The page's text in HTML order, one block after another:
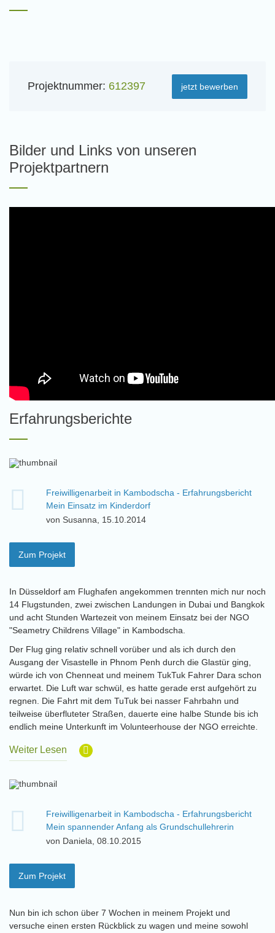
Projektnummer: 612397 jetzt bewerben
Bilder und Links von unseren
Projektpartnern
Erfahrungsberichte
Freiwilligenarbeit in Kambodscha - Erfahrungsbericht
Mein Einsatz im Kinderdorf
von Susanna, 15.10.2014
Zum Projekt
In Düsseldorf am Flughafen angekommen trennten mich nur noch
14 Flugstunden, zwei zwischen Landungen in Dubai und Bangkok
und acht Stunden Wartezeit von meinem Einsatz bei der NGO
"Seametry Childrens Village" in Kambodscha.
Der Flug ging relativ schnell vorüber und als ich durch den
Ausgang der Visastelle in Phnom Penh durch die Glastür ging,
würde ich von Chenneat und meinem TukTuk Fahrer Dara schon
erwartet. Die Luft war schwül, es hatte gerade erst aufgehört zu
regnen. Die Fahrt mit dem TuTuk bei nasser Fahrbahn und
teilweise überfluteter Straßen, dauerte eine halbe Stunde bis ich
endlich meine Unterkunft im Volunteerhouse der NGO erreichte.
Weiter Lesen
Freiwilligenarbeit in Kambodscha - Erfahrungsbericht
Mein spannender Anfang als Grundschullehrerin
von Daniela, 08.10.2015
Zum Projekt
Nun bin ich schon über 7 Wochen in meinem Projekt und
versuche einen ersten Rückblick zu wagen und meine sowohl